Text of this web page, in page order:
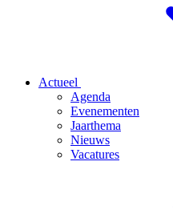
Actueel
Agenda
Evenementen
Jaarthema
Nieuws
Vacatures